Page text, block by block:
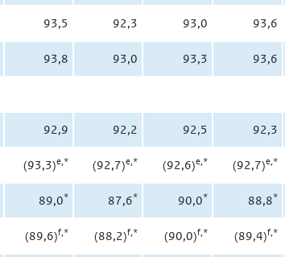
93,5 92,3 93,0 93,6
93,8 93,0 93,3 93,6
92,9 92,2 92,5 92,3
(93,3)e,* (92,7)e,* (92,6)e,* (92,7)e,*
89,0* 87,6* 90,0* 88,8*
(89,6)f,* (88,2)f,* (90,0)f,* (89,4)f,*